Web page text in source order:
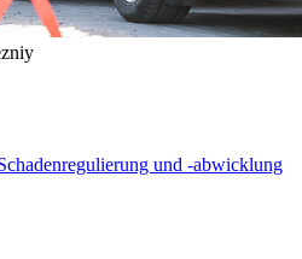
und -abwicklung